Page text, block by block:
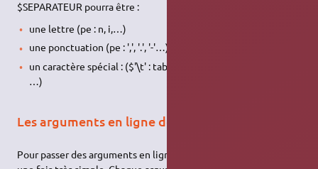
$SEPARATEUR pourra être :
une lettre (pe : n, i,…)
une ponctuation (pe : ',', '.', '-'…)
un caractère spécial : ($'\t' : tabulation, $'\n' : saut de ligne,
…)
Les arguments en ligne de commande
Pour passer des arguments en ligne de commande c'est encore